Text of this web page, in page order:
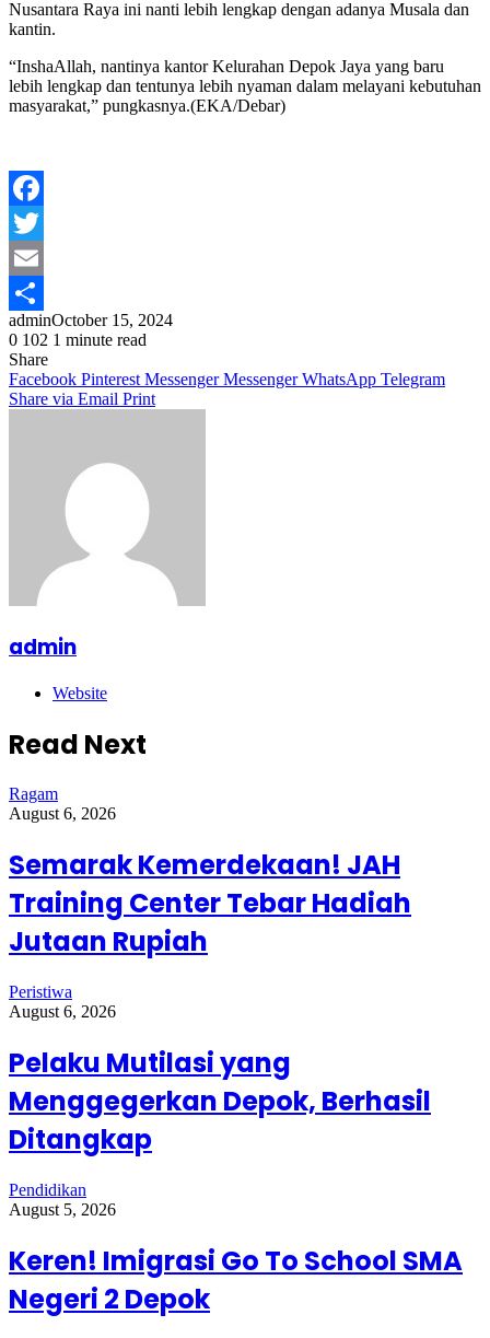
Nusantara Raya ini nanti lebih lengkap dengan adanya Musala dan
kantin.
“InshaAllah, nantinya kantor Kelurahan Depok Jaya yang baru
lebih lengkap dan tentunya lebih nyaman dalam melayani kebutuhan
masyarakat,” pungkasnya.(EKA/Debar)
Facebook
Twitter
Email
Share
adminOctober 15, 2024
0 102 1 minute read
Share
Facebook Pinterest Messenger Messenger WhatsApp Telegram
Share via Email Print
admin
Website
Read Next
Ragam
August 6, 2026
Semarak Kemerdekaan! JAH
Training Center Tebar Hadiah
Jutaan Rupiah
Peristiwa
August 6, 2026
Pelaku Mutilasi yang
Menggegerkan Depok, Berhasil
Ditangkap
Pendidikan
August 5, 2026
Keren! Imigrasi Go To School SMA
Negeri 2 Depok